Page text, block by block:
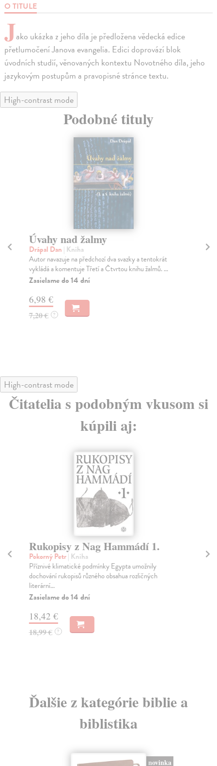
O TITULE
Jako ukázka z jeho díla je předložena vědecká edice
přetlumočení Janova evangelia. Edici doprovází blok
úvodních studií, věnovaných kontextu Novotného díla, jeho
jazykovým postupům a pravopisné stránce textu.
High-contrast mode
Podobné tituly
Úvahy nad žalmy
Drápal Dan | Kniha
Autor navazuje na předchozí dva svazky a tentokrát
vykládá a komentuje Třetí a Čtvrtou knihu žalmů. ...
Zasielame do 14 dní
6,98 €
7,20 € ?
High-contrast mode
Čitatelia s podobným vkusom si
kúpili aj:
Rukopisy z Nag Hammádí 1.
Pokorný Petr| Kniha
Příznivé klimatické podmínky Egypta umožnily
dochování rukopisů různého obsahua rozličných
literární...
Zasielame do 14 dní
18,42 €
18,99 € ?
Ďalšie z kategórie biblie a
biblistika
novinka